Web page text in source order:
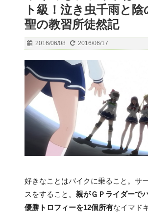
ト級！泣き虫千雨と
聖の教習所徒然記
2016/06/08 2016/06/17
好きなことはバイクに乗ること。サ
スをすること。 親がＧＰライダーで
優勝トロフィーを12個所有なイマド